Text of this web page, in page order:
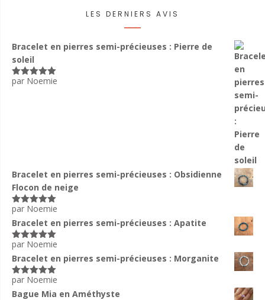
LES DERNIERS AVIS
Bracelet en pierres semi-précieuses : Pierre de
soleil
Note5sur
par Noemie
Bracelet en pierres semi-précieuses : Obsidienne
Flocon de neige
Note5sur
5
par Noemie
Bracelet en pierres semi-précieuses : Apatite
Note5sur
5
par Noemie
Bracelet en pierres semi-précieuses : Morganite
Note5sur
5
par Noemie
Bague Mia en Améthyste